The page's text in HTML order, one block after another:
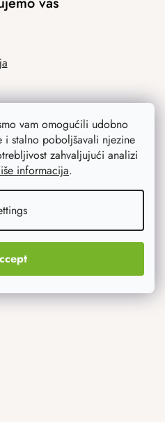
vam omogućili udobno
i stalno poboljšavali njezine
zahvaljujući analizi
informacija.
zanima